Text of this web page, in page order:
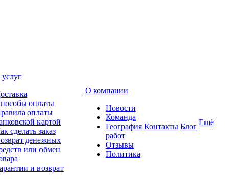
оплаты
оплаты
картой
сделать заказ
денежных
или обмен
и возврат
О компании
Новости
Команда
География
работ
Отзывы
Политика
Контакты Блог Ещё